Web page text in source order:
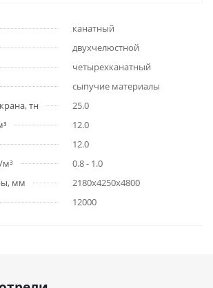
канатный
двухчелюстной
четырехканатный
сыпучие материалы
тн
25.0
12.0
12.0
м³
0.8 - 1.0
мм
2180х4250х4800
12000